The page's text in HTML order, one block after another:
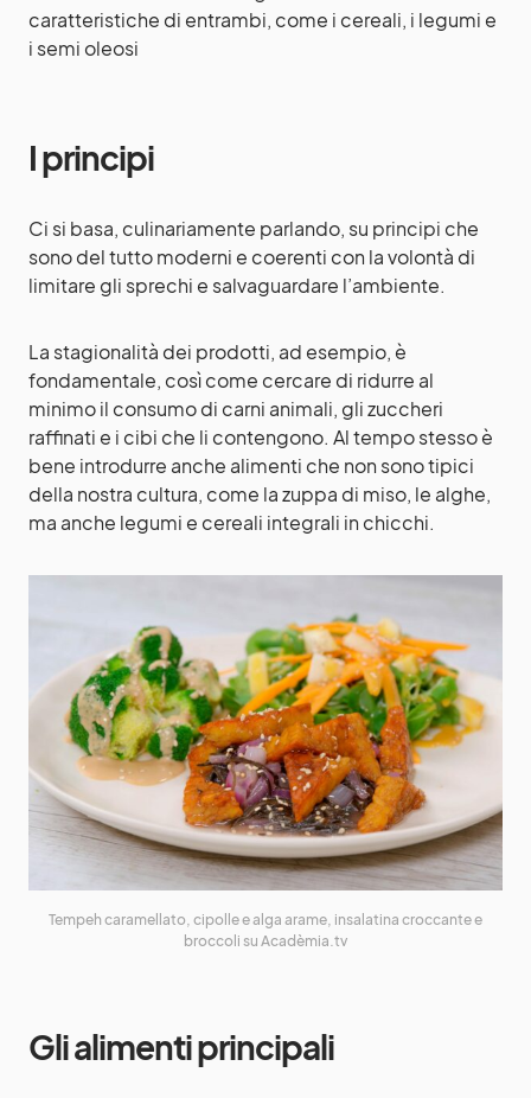
caratteristiche di entrambi, come i cereali, i legumi e
i semi oleosi
I principi
Ci si basa, culinariamente parlando, su principi che
sono del tutto moderni e coerenti con la volontà di
limitare gli sprechi e salvaguardare l’ambiente.
La stagionalità dei prodotti, ad esempio, è
fondamentale, così come cercare di ridurre al
minimo il consumo di carni animali, gli zuccheri
raffinati e i cibi che li contengono. Al tempo stesso è
bene introdurre anche alimenti che non sono tipici
della nostra cultura, come la zuppa di miso, le alghe,
ma anche legumi e cereali integrali in chicchi.
Tempeh caramellato, cipolle e alga arame, insalatina croccante e
broccoli su Acadèmia.tv
Gli alimenti principali